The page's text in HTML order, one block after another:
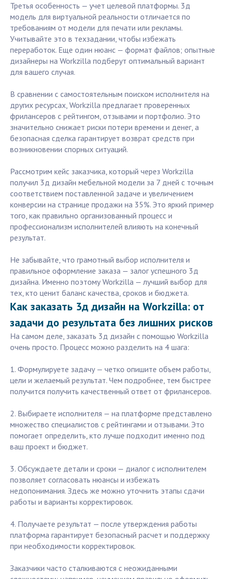
Третья особенность — учет целевой платформы. 3д
модель для виртуальной реальности отличается по
требованиям от модели для печати или рекламы.
Учитывайте это в техзадании, чтобы избежать
переработок. Еще один нюанс — формат файлов; опытные
дизайнеры на Workzilla подберут оптимальный вариант
для вашего случая.
В сравнении с самостоятельным поиском исполнителя на
других ресурсах, Workzilla предлагает проверенных
фрилансеров с рейтингом, отзывами и портфолио. Это
значительно снижает риски потери времени и денег, а
безопасная сделка гарантирует возврат средств при
возникновении спорных ситуаций.
Рассмотрим кейс заказчика, который через Workzilla
получил 3д дизайн мебельной модели за 7 дней с точным
соответствием поставленной задаче и увеличением
конверсии на странице продажи на 35%. Это яркий пример
того, как правильно организованный процесс и
профессионализм исполнителей влияють на конечный
результат.
Не забывайте, что грамотный выбор исполнителя и
правильное оформление заказа — залог успешного 3д
дизайна. Именно поэтому Workzilla — лучший выбор для
тех, кто ценит баланс качества, сроков и бюджета.
Как заказать 3д дизайн на Workzilla: от
задачи до результата без лишних рисков
На самом деле, заказать 3д дизайн с помощью Workzilla
очень просто. Процесс можно разделить на 4 шага:
1. Формулируете задачу — четко опишите объем работы,
цели и желаемый результат. Чем подробнее, тем быстрее
получится получить качественный ответ от фрилансеров.
2. Выбираете исполнителя — на платформе представлено
множество специалистов с рейтингами и отзывами. Это
помогает определить, кто лучше подходит именно под
ваш проект и бюджет.
3. Обсуждаете детали и сроки — диалог с исполнителем
позволяет согласовать нюансы и избежать
недопонимания. Здесь же можно уточнить этапы сдачи
работы и варианты корректировок.
4. Получаете результат — после утверждения работы
платформа гарантирует безопасный расчет и поддержку
при необходимости корректировок.
Заказчики часто сталкиваются с неожиданными